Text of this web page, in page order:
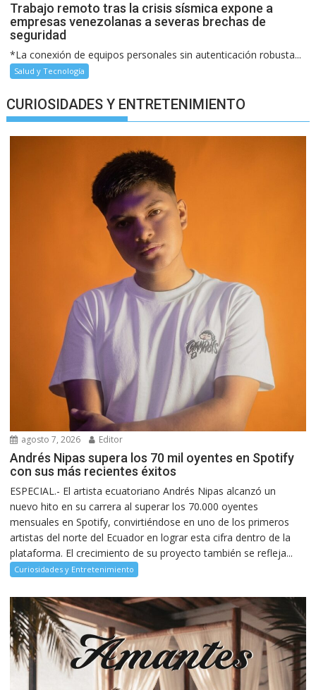
Trabajo remoto tras la crisis sísmica expone a
empresas venezolanas a severas brechas de
seguridad
*La conexión de equipos personales sin autenticación robusta...
Salud y Tecnología
CURIOSIDADES Y ENTRETENIMIENTO
agosto 7, 2026 Editor
Andrés Nipas supera los 70 mil oyentes en Spotify
con sus más recientes éxitos
ESPECIAL.- El artista ecuatoriano Andrés Nipas alcanzó un
nuevo hito en su carrera al superar los 70.000 oyentes
mensuales en Spotify, convirtiéndose en uno de los primeros
artistas del norte del Ecuador en lograr esta cifra dentro de la
plataforma. El crecimiento de su proyecto también se refleja...
Curiosidades y Entretenimiento